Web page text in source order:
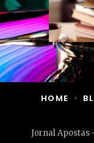
Jornal Apostas
HOME